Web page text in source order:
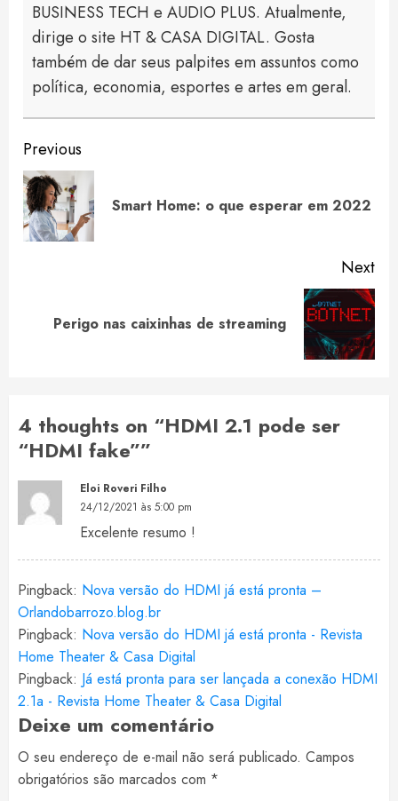
BUSINESS TECH e AUDIO PLUS. Atualmente,
dirige o site HT & CASA DIGITAL. Gosta
também de dar seus palpites em assuntos como
política, economia, esportes e artes em geral.
Continue
Reading
Previous
Smart Home: o que esperar em 2022
Next
NextPerigo nas caixinhas de streaming
4 thoughts on “HDMI 2.1 pode ser
“HDMI fake””
Eloi Roveri Filho
24/12/2021 às 5:00 pm
Excelente resumo !
Pingback: Nova versão do HDMI já está pronta –
Orlandobarrozo.blog.br
Pingback: Nova versão do HDMI já está pronta - Revista
Home Theater & Casa Digital
Pingback: Já está pronta para ser lançada a conexão HDMI
2.1a - Revista Home Theater & Casa Digital
Deixe um comentário
O seu endereço de e-mail não será publicado. Campos
obrigatórios são marcados com *